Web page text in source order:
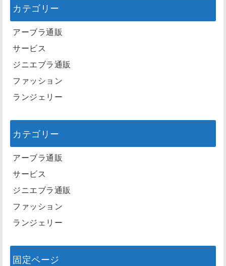
カテゴリー
アーブラ通販
サービス
ジニエブラ通販
ファッション
ランジェリー
カテゴリー
アーブラ通販
サービス
ジニエブラ通販
ファッション
ランジェリー
固定ページ